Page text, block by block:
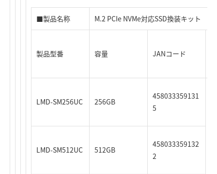
■製品名称 M.2 PCIe NVMe対応SSD換装キット
製品型番 容量 JANコード
LMD-SM256UC 256GB
458033359131
5
LMD-SM512UC 512GB
458033359132
2